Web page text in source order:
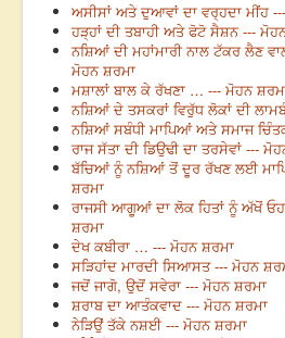
ਅਸੀਸਾਂ ਅਤੇ ਦੁਆਵਾਂ ਦਾ ਵਰ੍ਹਦਾ ਮੀਂਹ
ਹੜ੍ਹਾਂ ਦੀ ਤਬਾਹੀ ਅਤੇ ਫੋਟੋ ਸੈਸ਼ਨ ---
ਨਸ਼ਿਆਂ ਦੀ ਮਹਾਂਮਾਰੀ ਨਾਲ ਟੱਕਰ ਲੈਣ
ਮੋਹਨ ਸ਼ਰਮਾ
ਮਸ਼ਾਲਾਂ ਬਾਲ ਕੇ ਰੱਖਣਾ … --- ਮੋਹਨ
ਨਸ਼ਿਆਂ ਦੇ ਤਸਕਰਾਂ ਵਿਰੁੱਧ ਲੋਕਾਂ ਦੀ
ਨਸ਼ਿਆਂ ਸਬੰਧੀ ਮਾਪਿਆਂ ਅਤੇ ਸਮਾਜ
ਰਾਜ ਸੱਤਾ ਦੀ ਡਿਉਢੀ ਦਾ ਤਰਸੇਵਾਂ ---
ਬੱਚਿਆਂ ਨੂੰ ਨਸ਼ਿਆਂ ਤੋਂ ਦੂਰ ਰੱਖਣ ਲਈ
ਸ਼ਰਮਾ
ਰਾਜਸੀ ਆਗੂਆਂ ਦਾ ਲੋਕ ਹਿਤਾਂ ਨੂੰ ਅੱਖੋਂ
ਸ਼ਰਮਾ
ਦੇਖ ਕਬੀਰਾ … --- ਮੋਹਨ ਸ਼ਰਮਾ
ਸੜਿਹਾਂਦ ਮਾਰਦੀ ਸਿਆਸਤ --- ਮੋਹਨ
ਜਦੋਂ ਜਾਗੋ, ਉਦੋਂ ਸਵੇਰਾ --- ਮੋਹਨ ਸ਼ਰਮਾ
ਸ਼ਰਾਬ ਦਾ ਆਤੰਕਵਾਦ --- ਮੋਹਨ ਸ਼ਰਮਾ
ਨੇੜਿਉਂ ਤੱਕੇ ਨਸ਼ਈ --- ਮੋਹਨ ਸ਼ਰਮਾ